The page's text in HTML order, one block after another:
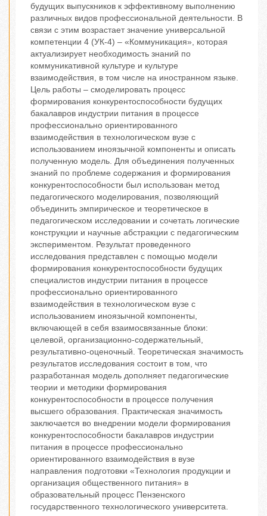
будущих выпускников к эффективному выполнению
различных видов профессиональной деятельности. В
связи с этим возрастает значение универсальной
компетенции 4 (УК-4) – «Коммуникация», которая
актуализирует необходимость знаний по
коммуникативной культуре и культуре
взаимодействия, в том числе на иностранном языке.
Цель работы – смоделировать процесс
формирования конкурентоспособности будущих
бакалавров индустрии питания в процессе
профессионально ориентированного
взаимодействия в технологическом вузе с
использованием иноязычной компоненты и описать
полученную модель. Для объединения полученных
знаний по проблеме содержания и формирования
конкурентоспособности был использован метод
педагогического моделирования, позволяющий
объединить эмпирическое и теоретическое в
педагогическом исследовании и сочетать логические
конструкции и научные абстракции с педагогическим
экспериментом. Результат проведенного
исследования представлен с помощью модели
формирования конкурентоспособности будущих
специалистов индустрии питания в процессе
профессионально ориентированного
взаимодействия в технологическом вузе с
использованием иноязычной компоненты,
включающей в себя взаимосвязанные блоки:
целевой, организационно-содержательный,
результативно-оценочный. Теоретическая значимость
результатов исследования состоит в том, что
разработанная модель дополняет педагогические
теории и методики формирования
конкурентоспособности в процессе получения
высшего образования. Практическая значимость
заключается во внедрении модели формирования
конкурентоспособности бакалавров индустрии
питания в процессе профессионально
ориентированного взаимодействия в вузе
направления подготовки «Технология продукции и
организация общественного питания» в
образовательный процесс Пензенского
государственного технологического университета.